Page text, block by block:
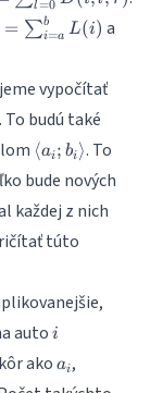
l =0
= ∑i=a
b L(i) a
vypočítať
budú také
\langle
\rangle
⟨ai; bi ⟩. To
bude nových
každej z nich
túto
auto i
i
ako a_i
ai,